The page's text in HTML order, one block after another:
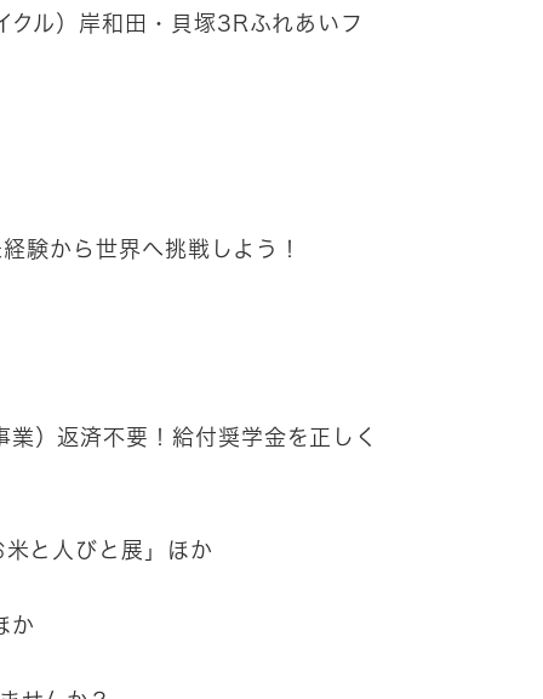
クル）岸和田・貝塚3Rふれあいフ
験から世界へ挑戦しよう！
）返済不要！給付奨学金を正しく
と人びと展」ほか
か